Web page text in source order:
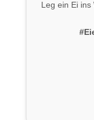
Leg ein Ei